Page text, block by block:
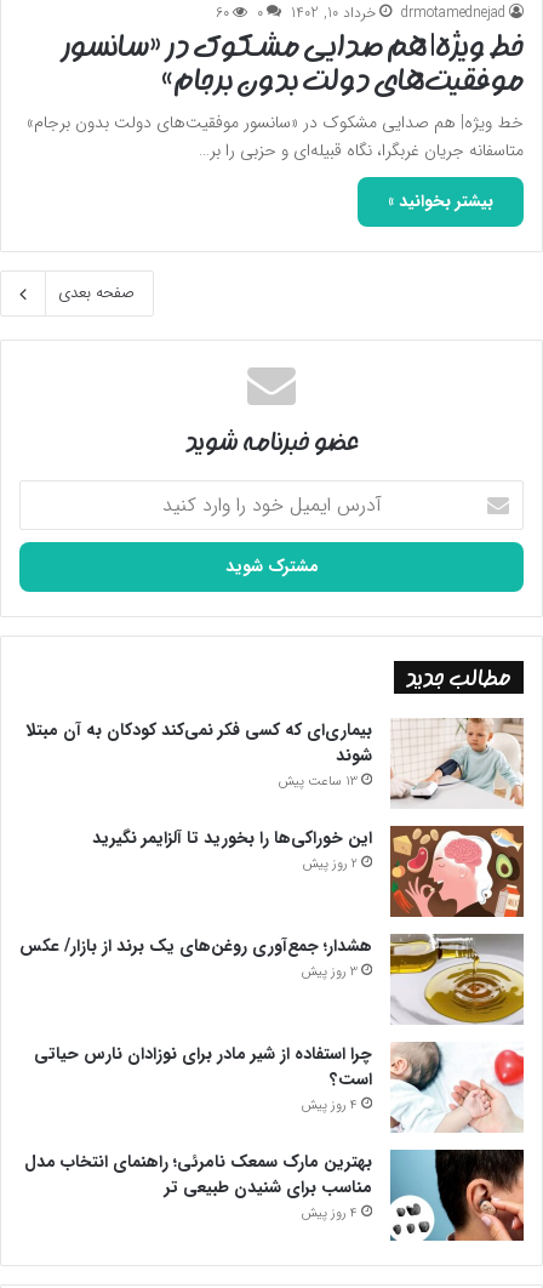
drmotamednejad خرداد 10, 1402 0
60
خط ویژه| هم صدایی مشکوک در «سانسور
موفقیت‌های دولت بدون برجام»
خط ویژه| هم صدایی مشکوک در «سانسور موفقیت‌های دولت بدون برجام»
متاسفانه جریان غربگرا، نگاه قبیله‌ای و حزبی را بر…
بیشتر بخوانید »
صفحه بعدی
عضو خبرنامه شوید
آدرس
ایمیل
خود
وارد
کنید
مطالب جدید
بیماری‌ای که کسی فکر نمی‌کند کودکان به آن مبتلا
شوند
13 ساعت پیش
این خوراکی‌ها را بخورید تا آلزایمر نگیرید
2 روز پیش
هشدار؛ جمع‌آوری روغن‌های یک برند از بازار/ عکس
3 روز پیش
چرا استفاده از شیر مادر برای نوزادان نارس حیاتی
است؟
4 روز پیش
بهترین مارک سمعک نامرئی؛ راهنمای انتخاب مدل
مناسب برای شنیدن طبیعی تر
4 روز پیش